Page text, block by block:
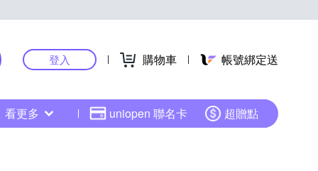
登入 購物車 帳號綁定送
看更多 uniopen 聯名卡 超贈點